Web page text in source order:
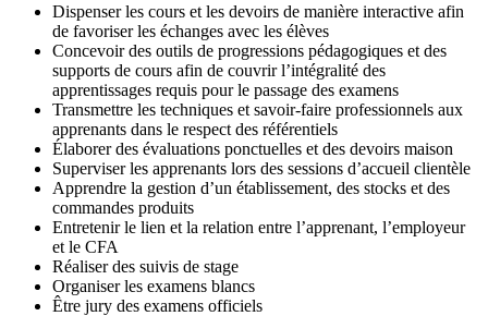
Dispenser les cours et les devoirs de manière interactive afin
de favoriser les échanges avec les élèves
Concevoir des outils de progressions pédagogiques et des
supports de cours afin de couvrir l’intégralité des
apprentissages requis pour le passage des examens
Transmettre les techniques et savoir-faire professionnels aux
apprenants dans le respect des référentiels
Élaborer des évaluations ponctuelles et des devoirs maison
Superviser les apprenants lors des sessions d’accueil clientèle
Apprendre la gestion d’un établissement, des stocks et des
commandes produits
Entretenir le lien et la relation entre l’apprenant, l’employeur
et le CFA
Réaliser des suivis de stage
Organiser les examens blancs
Être jury des examens officiels